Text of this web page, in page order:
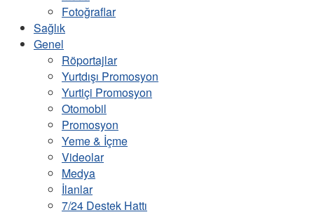
Fotoğraflar
Sağlık
Genel
Röportajlar
Yurtdışı Promosyon
Yurtiçi Promosyon
Otomobil
Promosyon
Yeme & İçme
Videolar
Medya
İlanlar
7/24 Destek Hattı